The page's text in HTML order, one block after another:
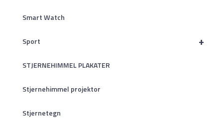
Smart Watch
+
Sport
STJERNEHIMMEL PLAKATER
Stjernehimmel projektor
Stjernetegn